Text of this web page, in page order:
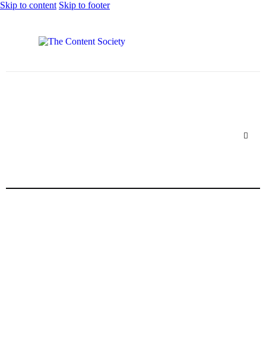
Skip to content Skip to footer